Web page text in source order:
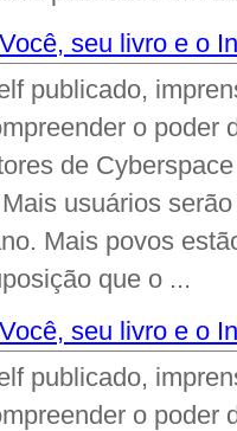
Você, seu livro e o
publicado,
o poder
de
usuários
Mais povos
que o ...
Você, seu livro e o
publicado,
o poder